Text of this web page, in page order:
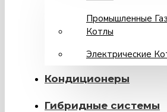
Промышленные
Котлы
Электрические
Кондиционеры
Гибридные системы